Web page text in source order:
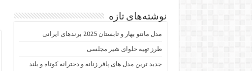
نوشته‌های تازه
مدل مانتو بهار و تابستان 2025 برندهای ایرانی
طرز تهیه حلوای شیر مجلسی
جدید ترین مدل های پافر زنانه و دخترانه کوتاه و بلند